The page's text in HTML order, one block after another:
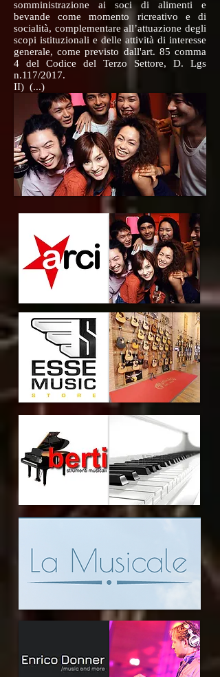
somministrazione ai soci di alimenti e
bevande come momento ricreativo e di
socialità, complementare all’attuazione degli
scopi istituzionali e delle attività di interesse
generale, come previsto dall'art. 85 comma
4 del Codice del Terzo Settore, D. Lgs
n.117/2017.
II) (...)